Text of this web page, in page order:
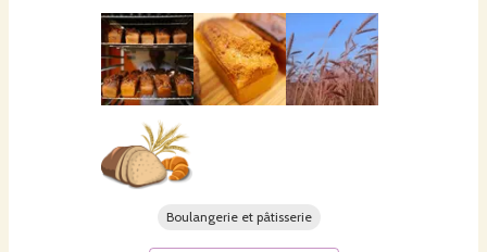
Boulangerie et pâtisserie